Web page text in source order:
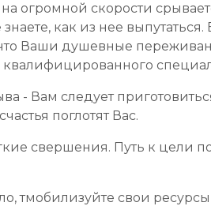
огромной скорости
как из нее
Ваши душевные
- Вам следует
поглотят Вас.
свершения. Путь к цели
тмобилизуйте свои ресурсы